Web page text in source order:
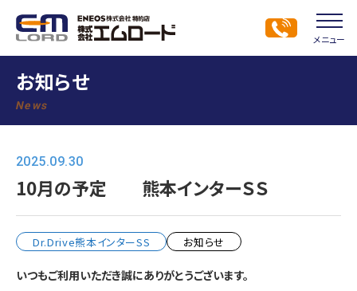
メニュー
お知らせ
News
2025.09.30
10月の予定 熊本インターＳＳ
Dr.Drive熊本インターSS お知らせ
いつもご利用いただき誠にありがとうございます。